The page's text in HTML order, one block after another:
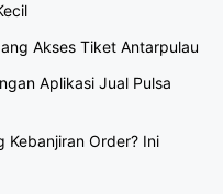
Akses Tiket Antarpulau
Aplikasi Jual Pulsa
Kebanjiran Order? Ini